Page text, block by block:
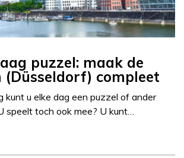
puzzel: maak de
(Düsseldorf) compleet
kunt u elke dag een puzzel of ander
speelt toch ook mee? U kunt…